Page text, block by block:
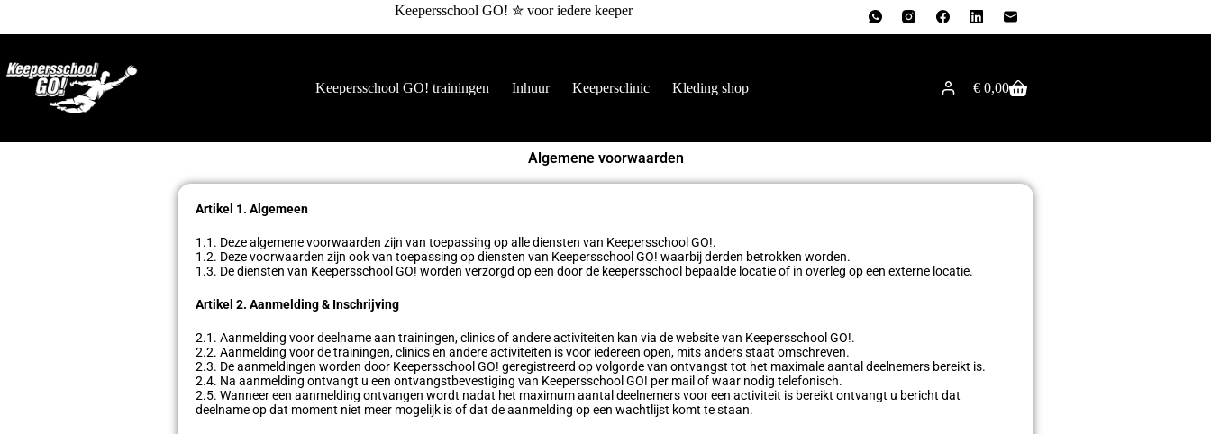
Keepersschool GO! ✮ voor iedere keeper
Keepersschool GO! trainingen Inhuur Keepersclinic Kleding shop € 0,00
Algemene voorwaarden
Artikel 1. Algemeen
1.1. Deze algemene voorwaarden zijn van toepassing op alle diensten van Keepersschool GO!.
1.2. Deze voorwaarden zijn ook van toepassing op diensten van Keepersschool GO! waarbij derden betrokken worden.
1.3. De diensten van Keepersschool GO! worden verzorgd op een door de keepersschool bepaalde locatie of in overleg op een externe locatie.
Artikel 2. Aanmelding & Inschrijving
2.1. Aanmelding voor deelname aan trainingen, clinics of andere activiteiten kan via de website van Keepersschool GO!.
2.2. Aanmelding voor de trainingen, clinics en andere activiteiten is voor iedereen open, mits anders staat omschreven.
2.3. De aanmeldingen worden door Keepersschool GO! geregistreerd op volgorde van ontvangst tot het maximale aantal deelnemers bereikt is.
2.4. Na aanmelding ontvangt u een ontvangstbevestiging van Keepersschool GO! per mail of waar nodig telefonisch.
2.5. Wanneer een aanmelding ontvangen wordt nadat het maximum aantal deelnemers voor een activiteit is bereikt ontvangt u bericht dat
deelname op dat moment niet meer mogelijk is of dat de aanmelding op een wachtlijst komt te staan.